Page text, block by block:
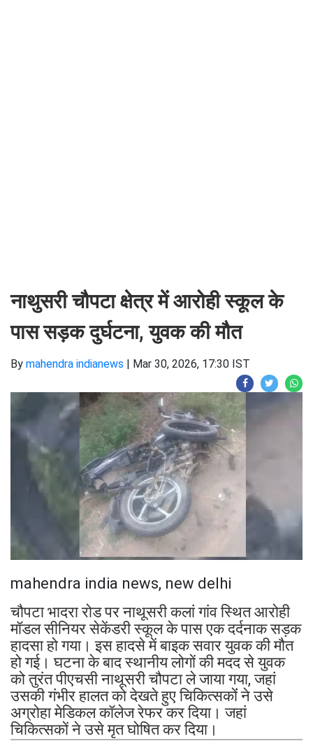
नाथुसरी चौपटा क्षेत्र में आरोही स्कूल के
पास सड़क दुर्घटना, युवक की मौत
By mahendra indianews | Mar 30, 2026, 17:30 IST
mahendra india news, new delhi
चौपटा भादरा रोड पर नाथूसरी कलां गांव स्थित आरोही
मॉडल सीनियर सेकेंडरी स्कूल के पास एक दर्दनाक सड़क
हादसा हो गया। इस हादसे में बाइक सवार युवक की मौत
हो गई। घटना के बाद स्थानीय लोगों की मदद से युवक
को तुरंत पीएचसी नाथूसरी चौपटा ले जाया गया, जहां
उसकी गंभीर हालत को देखते हुए चिकित्सकोंं ने उसे
अग्रोहा मेडिकल कॉलेज रेफर कर दिया। जहां
चिकित्सकों ने उसे मृत घोषित कर दिया।